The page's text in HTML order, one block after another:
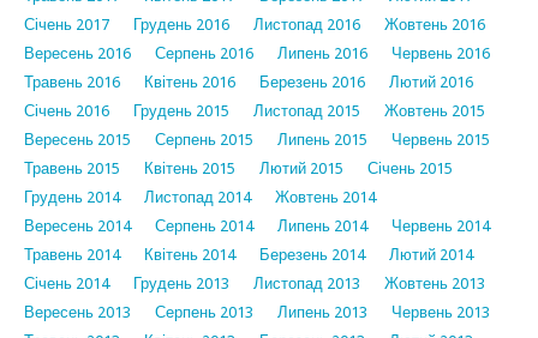
Січень 2017
Грудень 2016 Листопад 2016
Жовтень 2016
Вересень 2016
Серпень 2016 Липень 2016
Червень 2016
Травень 2016
Квітень 2016 Березень 2016
Лютий 2016
Січень 2016
Грудень 2015 Листопад 2015
Жовтень 2015
Вересень 2015
Серпень 2015 Липень 2015
Червень 2015
Травень 2015
Квітень 2015 Лютий 2015
Січень 2015
Грудень 2014
Листопад 2014
Жовтень 2014
Вересень 2014
Серпень 2014 Липень 2014
Червень 2014
Травень 2014
Квітень 2014 Березень 2014
Лютий 2014
Січень 2014
Грудень 2013 Листопад 2013
Жовтень 2013
Вересень 2013
Серпень 2013 Липень 2013
Червень 2013